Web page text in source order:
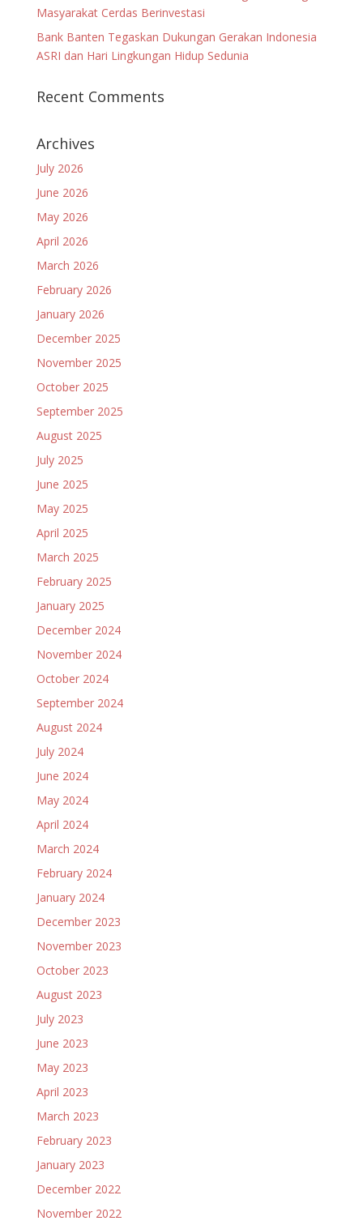
Masyarakat Cerdas Berinvestasi
Bank Banten Tegaskan Dukungan Gerakan Indonesia
ASRI dan Hari Lingkungan Hidup Sedunia
Recent Comments
Archives
July 2026
June 2026
May 2026
April 2026
March 2026
February 2026
January 2026
December 2025
November 2025
October 2025
September 2025
August 2025
July 2025
June 2025
May 2025
April 2025
March 2025
February 2025
January 2025
December 2024
November 2024
October 2024
September 2024
August 2024
July 2024
June 2024
May 2024
April 2024
March 2024
February 2024
January 2024
December 2023
November 2023
October 2023
August 2023
July 2023
June 2023
May 2023
April 2023
March 2023
February 2023
January 2023
December 2022
November 2022